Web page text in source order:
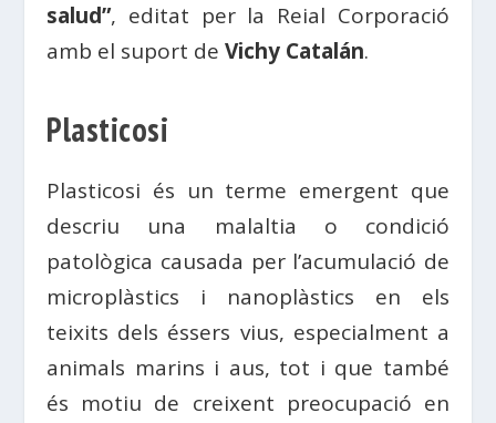
salud”, editat per la Reial Corporació
amb el suport deVichy Catalán.
Plasticosi
Plasticosi és un terme emergent que
descriu una malaltia o condició
patològica causada per l’acumulació de
microplàstics i nanoplàstics en els
teixits dels éssers vius, especialment a
animals marins i aus, tot i que també
és motiu de creixent preocupació en